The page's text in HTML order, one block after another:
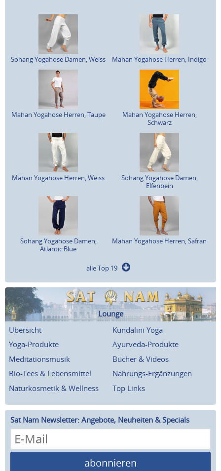
Sohang Yogahose Damen, Weiss Mahan Yogahose Herren, Indigo
Mahan Yogahose Herren, Taupe
Mahan Yogahose Herren,
Schwarz
Mahan Yogahose Herren, Weiss
Sohang Yogahose Damen,
Elfenbein
Sohang Yogahose Damen,
Atlantic Blue
Mahan Yogahose Herren, Safran
alle Top 19
Lounge
Übersicht
Kundalini Yoga
Yoga-Produkte
Ayurveda-Produkte
Meditationsmusik
Bücher & Videos
Bio-Tees & Lebensmittel
Nahrungs-Ergänzungen
Naturkosmetik & Wellness
Top Links
Sat Nam Newsletter: Angebote, Neuheiten & Specials
abonnieren